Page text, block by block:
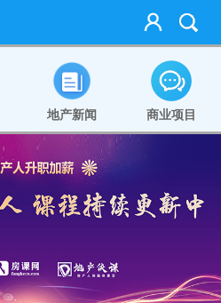
地产新闻 商业项目